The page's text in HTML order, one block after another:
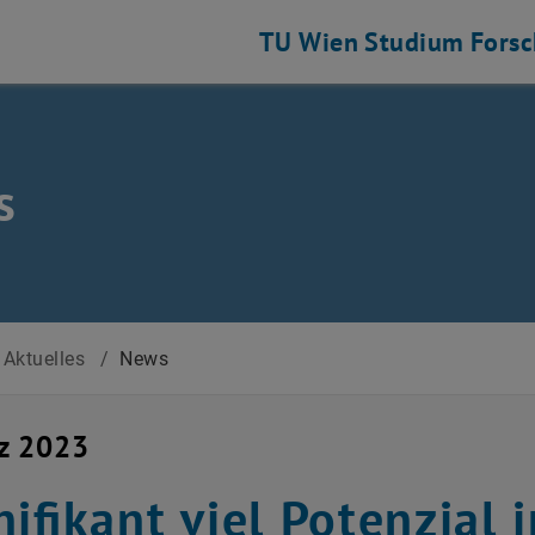
TU Wien Studium
Aktuelles / News
2023
viel Potenzial